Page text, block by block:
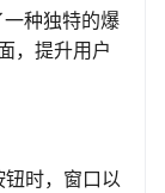
种独特的爆
，提升用户
钮时，窗口以